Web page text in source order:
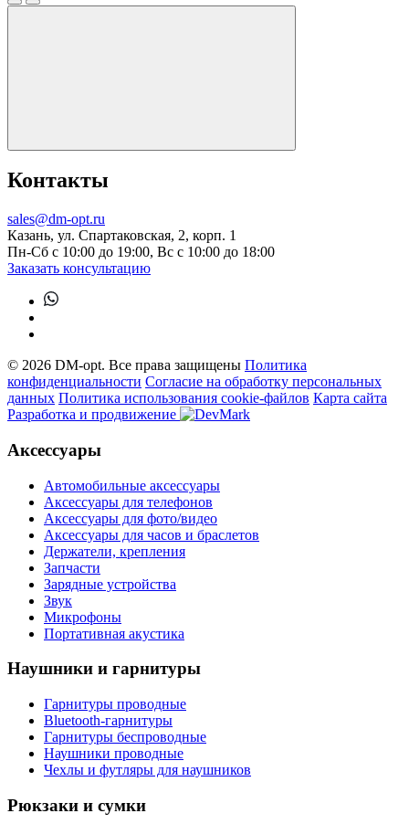
Контакты
sales@dm-opt.ru
Казань, ул. Спартаковская, 2, корп. 1
Пн-Сб с 10:00 до 19:00, Вс с 10:00 до 18:00
Заказать консультацию
© 2026 DM-opt. Все права защищены Политика
конфиденциальности Согласие на обработку персональных
данных Пoлитикa иcпoльзoвaния cookie-фaйлoв Карта сайта
Разработка и продвижение
Аксессуары
Автомобильные аксессуары
Аксессуары для телефонов
Аксессуары для фото/видео
Аксессуары для часов и браслетов
Держатели, крепления
Запчасти
Зарядные устройства
Звук
Микрофоны
Портативная акустика
Наушники и гарнитуры
Гарнитуры проводные
Bluetooth-гарнитуры
Гарнитуры беспроводные
Наушники проводные
Чехлы и футляры для наушников
Рюкзаки и сумки